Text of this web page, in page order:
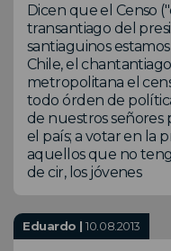
Dicen que el Censo
transantiago del
santiaguinos
Chile, el
metropolitana el
todo órden de
de nuestros señores
el país; a votar en la
aquellos que no
de cir, los jóvenes
Eduardo |10.08.2013